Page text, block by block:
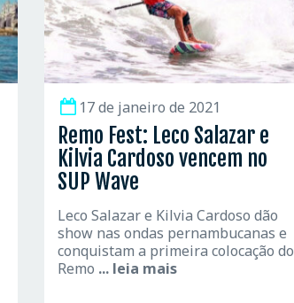
17 de janeiro de 2021
Remo Fest: Leco Salazar e
Kilvia Cardoso vencem no
SUP Wave
Leco Salazar e Kilvia Cardoso dão
show nas ondas pernambucanas e
conquistam a primeira colocação do
Remo ... leia mais